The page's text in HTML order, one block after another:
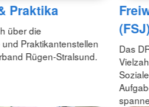
Praktika
über die
Praktikantenstellen
Rügen-Stralsund.
Das